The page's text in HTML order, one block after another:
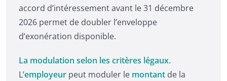
accord d’intéressement avant le 31 décembre
2026 permet de doubler l’enveloppe
d’exonération disponible.
La modulation selon les critères légaux.
L’employeur peut moduler le montant de la